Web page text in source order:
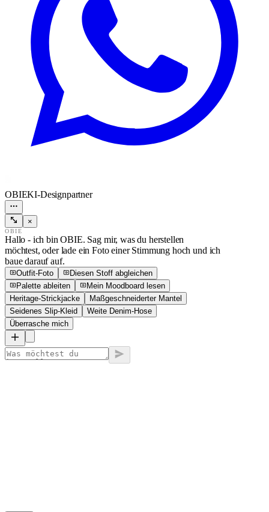
OBIEKI-Designpartner
×
OBIE
Hallo - ich bin OBIE. Sag mir, was du herstellen
möchtest, oder lade ein Foto einer Stimmung hoch und ich
baue darauf auf.
Outfit-Foto
Diesen Stoff abgleichen
Palette ableiten
Mein Moodboard lesen
Heritage-Strickjacke
Maßgeschneiderter Mantel
Seidenes Slip-Kleid
Weite Denim-Hose
Überrasche mich